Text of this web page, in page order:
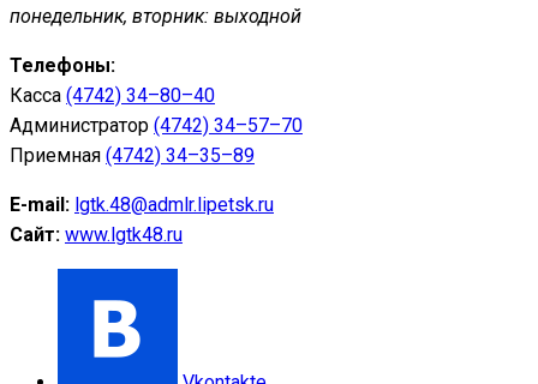
понедельник, вторник: выходной
Телефоны:
Касса (4742) 34–80–40
Администратор (4742) 34–57–70
Приемная (4742) 34–35–89
E-mail: lgtk.48@admlr.lipetsk.ru
Сайт: www.lgtk48.ru